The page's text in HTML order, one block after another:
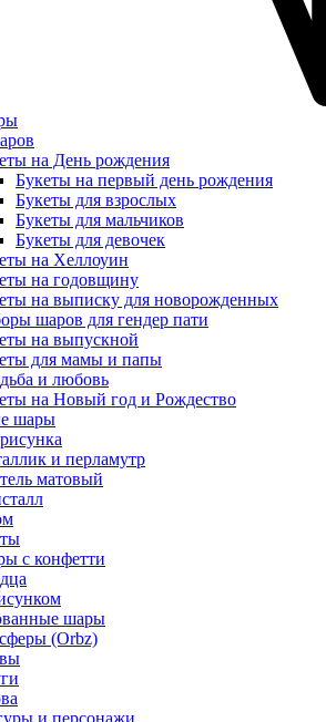
на День рождения
Букеты на первый день рождения
Букеты для взрослых
Букеты для мальчиков
Букеты для девочек
на Хеллоуин
на годовщину
на выписку для новорожденных
шаров для гендер пати
на выпускной
для мамы и папы
и любовь
на Новый год и Рождество
шары
и перламутр
матовый
с конфетти
шары
(Orbz)
и персонажи